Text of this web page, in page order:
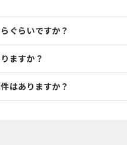
ぐらいですか？
ますか？
はありますか？